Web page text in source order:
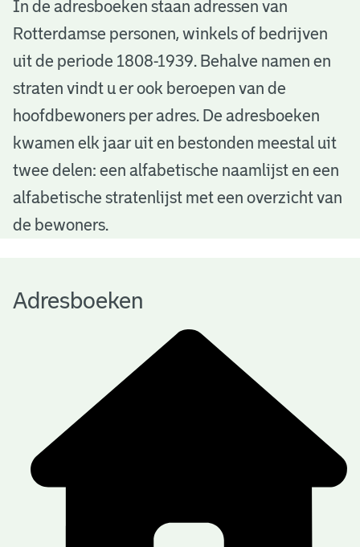
A
d
e
b
o
e
e
In de adresboeken staan adressen van
Rotterdamse personen, winkels of bedrijven
uit de periode 1808-1939. Behalve namen en
straten vindt u er ook beroepen van de
hoofdbewoners per adres. De adresboeken
kwamen elk jaar uit en bestonden meestal uit
twee delen: een alfabetische naamlijst en een
alfabetische stratenlijst met een overzicht van
de bewoners.
Adresboeken